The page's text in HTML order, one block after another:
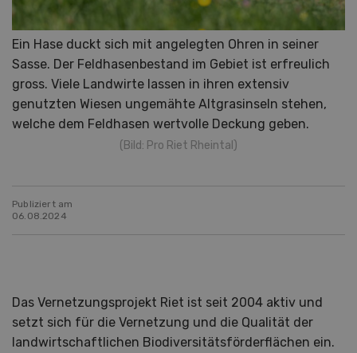
Ein Hase duckt sich mit angelegten Ohren in seiner
Sasse. Der Feldhasenbestand im Gebiet ist erfreulich
gross. Viele Landwirte lassen in ihren extensiv
genutzten Wiesen ungemähte Altgrasinseln stehen,
welche dem Feldhasen wertvolle Deckung geben.
(Bild: Pro Riet Rheintal)
Publiziert am
06.08.2024
Das Vernetzungsprojekt Riet ist seit 2004 aktiv und
setzt sich für die Vernetzung und die Qualität der
landwirtschaftlichen Biodiversitätsförderflächen ein.